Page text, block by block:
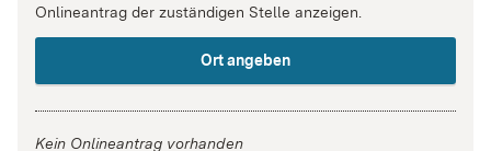
Onlineantrag der zuständigen Stelle anzeigen.
Ort angeben
Kein Onlineantrag vorhanden